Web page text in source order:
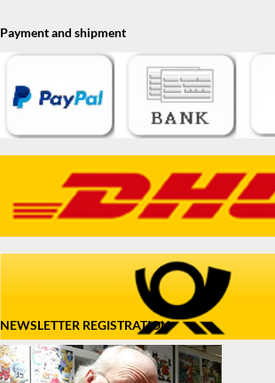
Payment and shipment
NEWSLETTER REGISTRATION